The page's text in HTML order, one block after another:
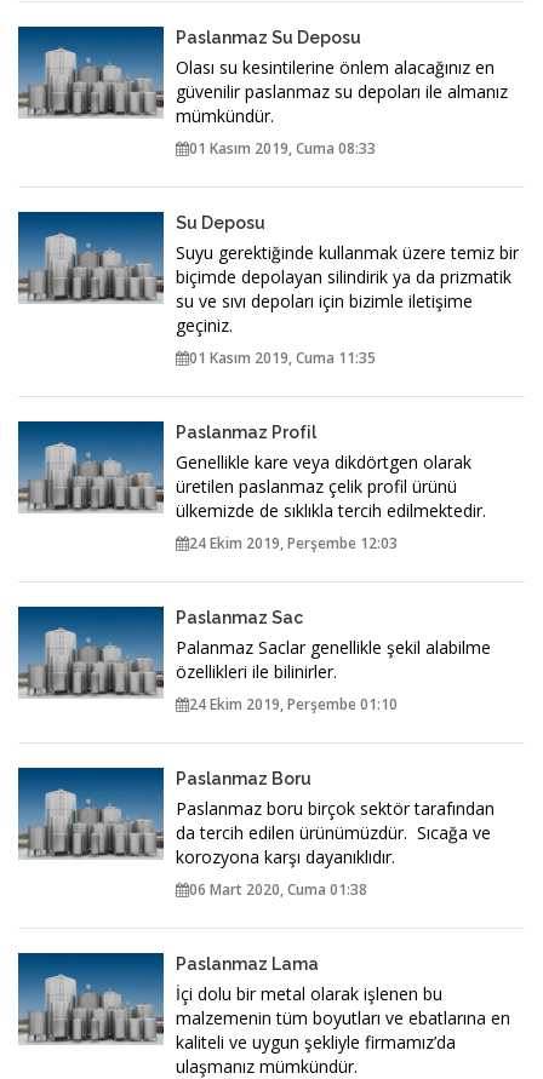
Paslanmaz Su Deposu
Olası su kesintilerine önlem alacağınız en
güvenilir paslanmaz su depoları ile almanız
mümkündür.
01 Kasım 2019, Cuma 08:33
Su Deposu
Suyu gerektiğinde kullanmak üzere temiz bir
biçimde depolayan silindirik ya da prizmatik
su ve sıvı depoları için bizimle iletişime
geçiniz.
01 Kasım 2019, Cuma 11:35
Paslanmaz Profil
Genellikle kare veya dikdörtgen olarak
üretilen paslanmaz çelik profil ürünü
ülkemizde de sıklıkla tercih edilmektedir.
24 Ekim 2019, Perşembe 12:03
Paslanmaz Sac
Palanmaz Saclar genellikle şekil alabilme
özellikleri ile bilinirler.
24 Ekim 2019, Perşembe 01:10
Paslanmaz Boru
Paslanmaz boru birçok sektör tarafından
da tercih edilen ürünümüzdür. Sıcağa ve
korozyona karşı dayanıklıdır.
06 Mart 2020, Cuma 01:38
Paslanmaz Lama
İçi dolu bir metal olarak işlenen bu
malzemenin tüm boyutları ve ebatlarına en
kaliteli ve uygun şekliyle firmamız’da
ulaşmanız mümkündür.